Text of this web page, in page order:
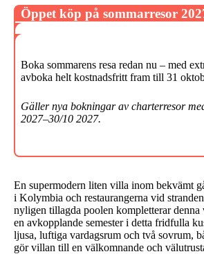
En supermodern liten villa inom bekvämt
i Kolymbia och restaurangerna vid
nyligen tillagda poolen kompletterar
en avkopplande semester i detta fridfulla
ljusa, luftiga vardagsrum och två sovrum,
gör villan till en välkomnande och
Öppet köp på sommarresor
Boka sommarens resa redan nu – med
avboka helt kostnadsfritt fram till 31
Gäller nya bokningar av charterresor
2027–30/10 2027.